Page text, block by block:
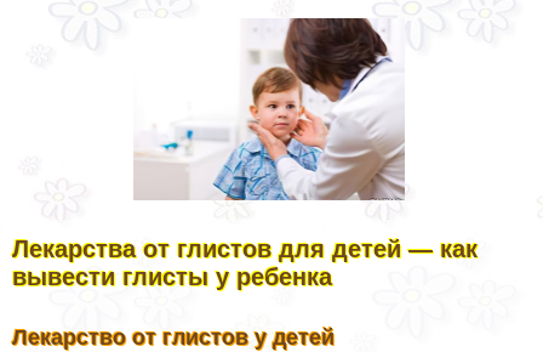
Лекарства от глистов для детей — как
вывести глисты у ребенка
Лекарство от глистов у детей